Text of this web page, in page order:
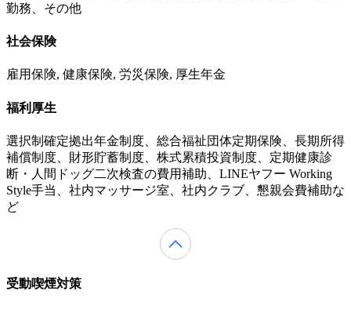
勤務、その他
社会保険
雇用保険, 健康保険, 労災保険, 厚生年金
福利厚生
選択制確定拠出年金制度、総合福祉団体定期保険、長期所得
補償制度、財形貯蓄制度、株式累積投資制度、定期健康診
断・人間ドッグ二次検査の費用補助、LINEヤフー Working
Style手当、社内マッサージ室、社内クラブ、懇親会費補助な
ど
受動喫煙対策